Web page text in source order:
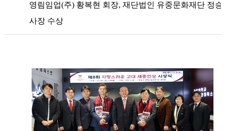
영림임업(주) 황복현 회장, 재단법인 유중문화재단 정승
사장 수상